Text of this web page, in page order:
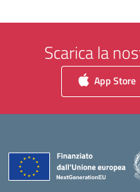
Scarica la
App Store